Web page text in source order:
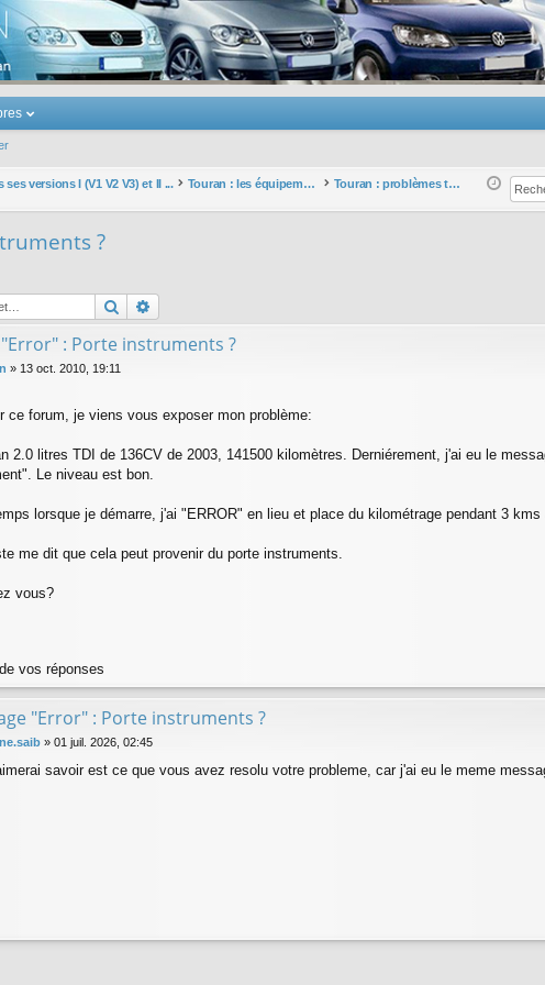
Touran
versions I (V1 V2 V3) et II ... Touran : les équipements électriques et électroniques Touran : problèmes touchant les équipements électriques et électroniques
?
Rechercher
: Porte instruments ?
» 13 oct. 2010, 19:11
ce forum, je viens vous exposer mon problème:
2.0 litres TDI de 136CV de 2003, 141500 kilomètres. Derniérement, j'ai eu le
Le niveau est bon.
lorsque je démarre, j'ai "ERROR" en lieu et place du kilométrage pendant 3 kms
me dit que cela peut provenir du porte instruments.
vous?
de vos réponses
"Error" : Porte instruments ?
» 01 juil. 2026, 02:45
savoir est ce que vous avez resolu votre probleme, car j'ai eu le meme